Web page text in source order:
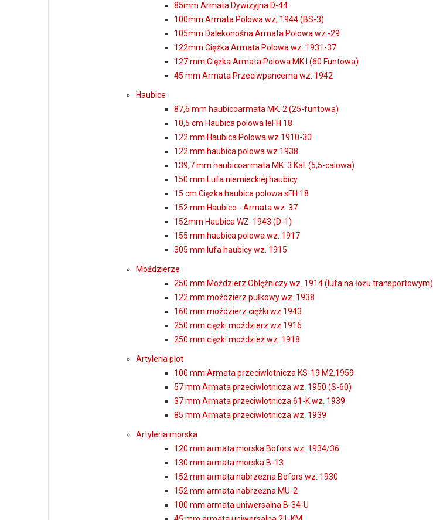
85mm Armata Dywizyjna D-44
100mm Armata Polowa wz, 1944 (BS-3)
105mm Dalekonośna Armata Polowa wz.-29
122mm Ciężka Armata Polowa wz. 1931-37
127 mm Ciężka Armata Polowa MK I (60 Funtowa)
45 mm Armata Przeciwpancerna wz. 1942
Haubice
87,6 mm haubicoarmata MK. 2 (25-funtowa)
10,5 cm Haubica polowa IeFH 18
122 mm Haubica Polowa wz 1910-30
122 mm haubica polowa wz 1938
139,7 mm haubicoarmata MK. 3 Kal. (5,5-calowa)
150 mm Lufa niemieckiej haubicy
15 cm Ciężka haubica polowa sFH 18
152 mm Haubico - Armata wz. 37
152mm Haubica WZ. 1943 (D-1)
155 mm haubica polowa wz. 1917
305 mm lufa haubicy wz. 1915
Moździerze
250 mm Moździerz Oblężniczy wz. 1914 (lufa na łożu transportowym)
122 mm moździerz pułkowy wz. 1938
160 mm moździerz ciężki wz 1943
250 mm ciężki moździerz wz 1916
250 mm ciężki moździeż wz. 1918
Artyleria plot
100 mm Armata przeciwlotnicza KS-19 M2,1959
57 mm Armata przeciwlotnicza wz. 1950 (S-60)
37 mm Armata przeciwlotnicza 61-K wz. 1939
85 mm Armata przeciwlotnicza wz. 1939
Artyleria morska
120 mm armata morska Bofors wz. 1934/36
130 mm armata morska B-13
152 mm armata nabrzeżna Bofors wz. 1930
152 mm armata nabrzeżna MU-2
100 mm armata uniwersalna B-34-U